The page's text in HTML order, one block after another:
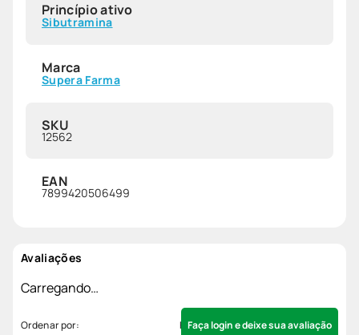
Princípio ativo
Sibutramina
Marca
Supera Farma
SKU
12562
EAN
7899420506499
Avaliações
Carregando…
Faça login e deixe sua avaliação